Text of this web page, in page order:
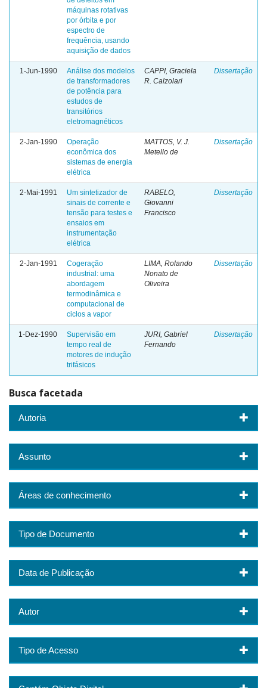
máquinas rotativas
por órbita e por
espectro de
frequência, usando
aquisição de dados
1-Jun-1990
Análise dos modelos
de transformadores
de potência para
estudos de
transitórios
eletromagnéticos
CAPPI, Graciela
R. Calzolari
Dissertação
2-Jan-1990
Operação
econômica dos
sistemas de energia
elétrica
MATTOS, V. J.
Metello de
Dissertação
2-Mai-1991
Um sintetizador de
sinais de corrente e
tensão para testes e
ensaios em
instrumentação
elétrica
RABELO,
Giovanni
Francisco
Dissertação
2-Jan-1991
Cogeração
industrial: uma
abordagem
termodinâmica e
computacional de
ciclos a vapor
LIMA, Rolando
Nonato de
Oliveira
Dissertação
1-Dez-1990
Supervisão em
tempo real de
motores de indução
trifásicos
JURI, Gabriel
Fernando
Dissertação
Busca facetada
Autoria
Assunto
Áreas de conhecimento
Tipo de Documento
Data de Publicação
Autor
Tipo de Acesso